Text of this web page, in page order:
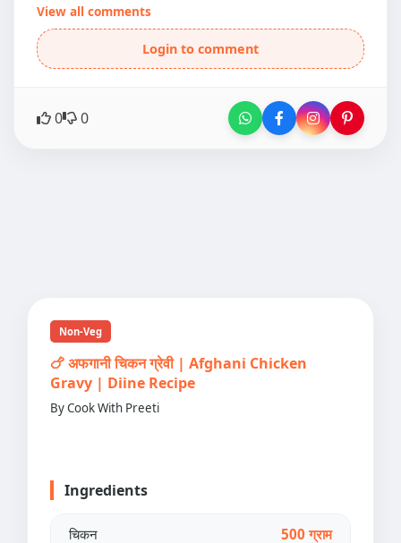
View all comments
Login to comment
0 0
Non-Veg
🍗 अफगानी चिकन ग्रेवी | Afghani Chicken
Gravy | Diine Recipe
By Cook With Preeti
Ingredients
चिकन 500 ग्राम